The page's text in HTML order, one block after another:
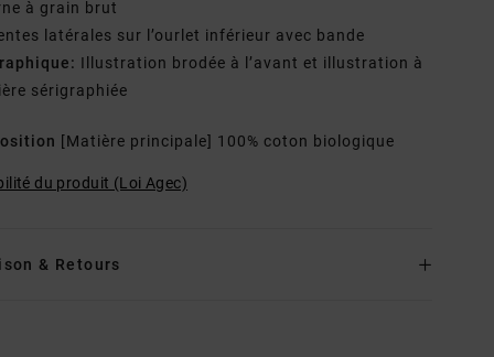
à grain brut
latérales sur l’ourlet inférieur avec bande
Illustration brodée à l’avant et illustration à
sérigraphiée
[Matière principale] 100% coton biologique
du produit (Loi Agec)
& Retours